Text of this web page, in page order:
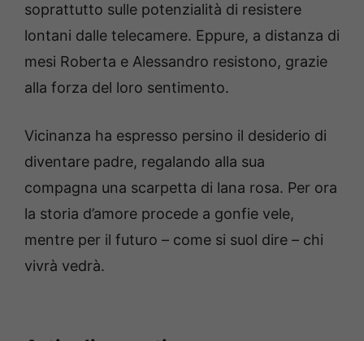
soprattutto sulle potenzialità di resistere
lontani dalle telecamere. Eppure, a distanza di
mesi Roberta e Alessandro resistono, grazie
alla forza del loro sentimento.
Vicinanza ha espresso persino il desiderio di
diventare padre, regalando alla sua
compagna una scarpetta di lana rosa. Per ora
la storia d’amore procede a gonfie vele,
mentre per il futuro – come si suol dire – chi
vivrà vedrà.